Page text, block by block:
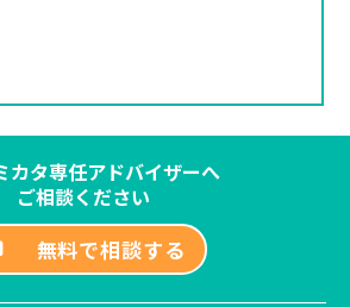
カタ専任アドバイザーへ
ご相談ください
無料で相談する